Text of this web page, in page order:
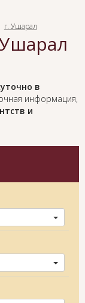
г. Ушарал
в
информация,
и